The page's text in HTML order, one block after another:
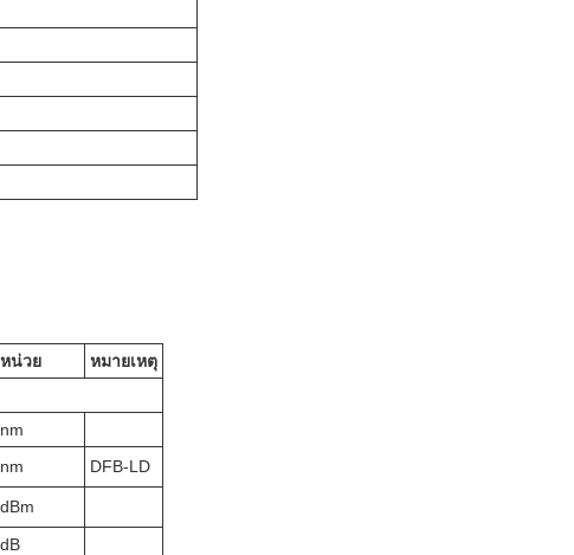
หน่วย
หมายเหตุ
nm
nm DFB-LD
dBm
dB